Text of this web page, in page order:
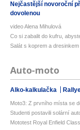
Nejčastější novoroční
dovolenou
video Alena Mihulová
Co si zabalit do kufru,
Salát s koprem a
Auto-moto
Alko-kalkulačka
Moto3: Z prvního místa se
Studenti postavili solární
Mototest Royal Enfield